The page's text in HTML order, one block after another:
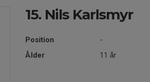
15. Nils Karlsmyr
Position
-
Ålder
11 år